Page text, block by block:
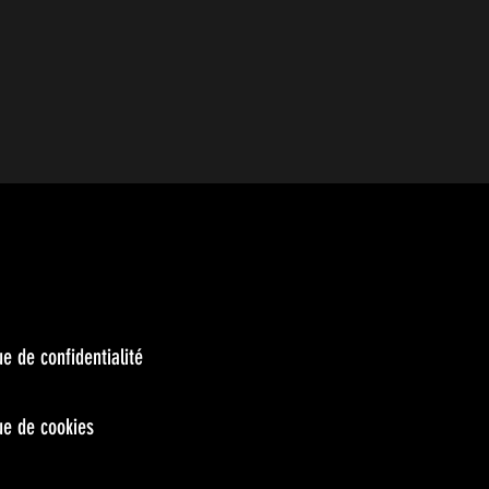
de confidentialité
de cookies